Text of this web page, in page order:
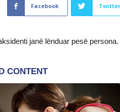
Facebook Twitter
janë lënduar pesë persona.